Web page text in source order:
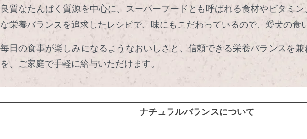
良質なたんぱく質源を中心に、スーパーフードとも呼ばれる食材やビタミ
な栄養バランスを追求したレシピで、味にもこだわっているので、愛犬の食
毎日の食事が楽しみになるようなおいしさと、信頼できる栄養バランスを
を、ご家庭で手軽に給与いただけます。
ナチュラルバランスについて